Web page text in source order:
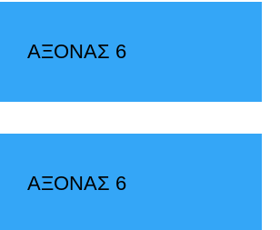
ΑΞΟΝΑΣ 6
ΑΞΟΝΑΣ 6